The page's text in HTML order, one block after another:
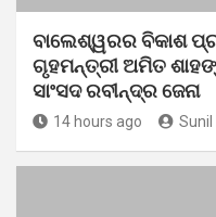
ବାଲେଶ୍ୱରର ବିକାଶ
ଗୃହମନ୍ତ୍ରୀ ଅମିତ
ସାଂସଦ ରବୀନ୍ଦ୍ର ଜେନା
14 hours ago